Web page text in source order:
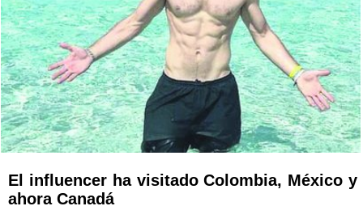
El influencer ha visitado Colombia, México y
ahora Canadá